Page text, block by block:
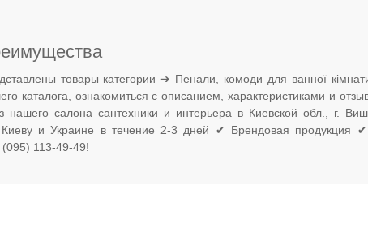
товары категории ➔ Пенали, комоди для ванної
каталога, ознакомиться с описанием, характеристиками и
нашего салона сантехники и интерьера в Киевской обл., г.
Киеву и Украине в течение 2-3 дней ✔ Брендовая продукция
113-49-49!